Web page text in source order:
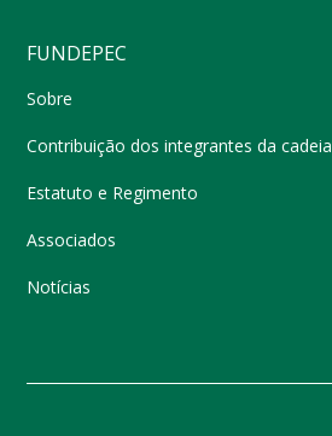
FUNDEPEC
Sobre
Contribuição dos integrantes da cadeia
Estatuto e Regimento
Associados
Notícias